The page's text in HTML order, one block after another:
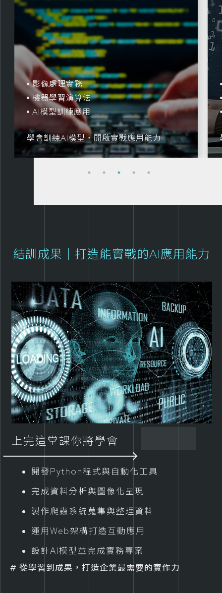
開啟實戰應用能力
Python物件導向
Flask／Django開發框
資料庫與後端整合
學會打造AI應用網站，
結訓成果｜打造能實戰的AI應用能力
上完這堂課你將學會
開發Python程式與自動化工具
完成資料分析與圖像化呈現
製作爬蟲系統蒐集與整理資料
運用Web架構打造互動應用
設計AI模型並完成實務專案
從學習到成果，打造企業最需要的實作力